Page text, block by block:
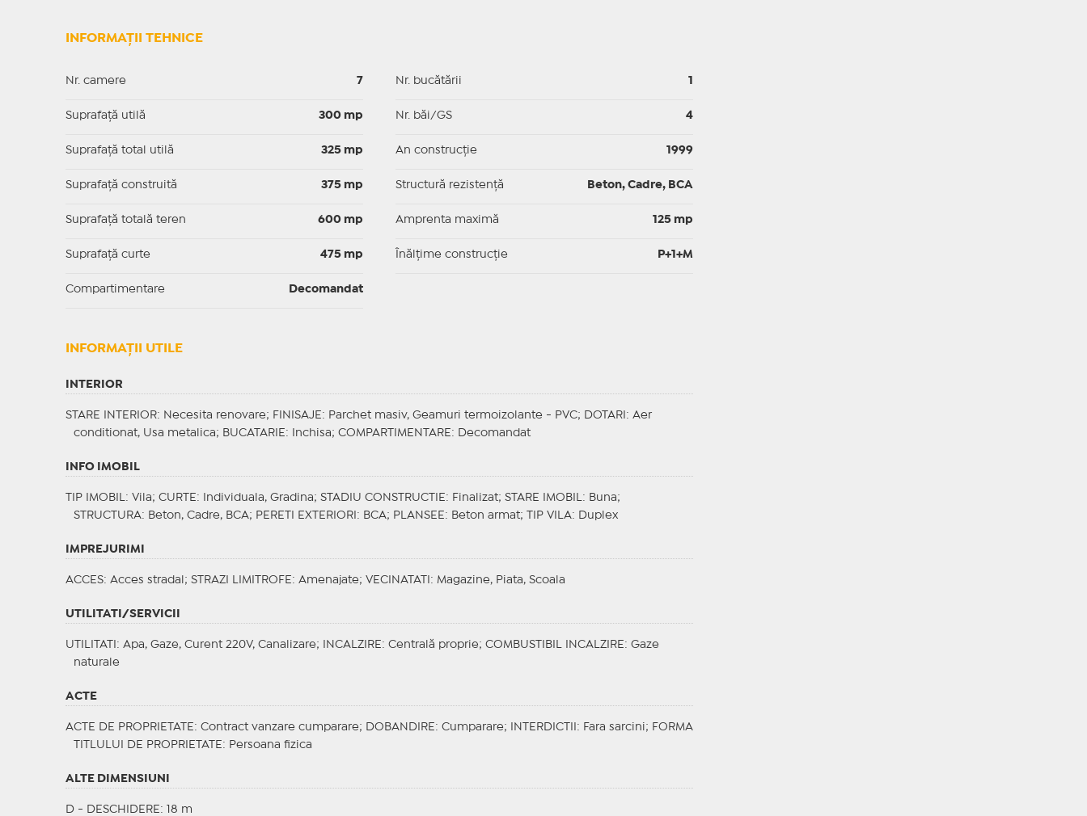
INFORMAȚII TEHNICE
Nr. camere 7
Suprafaţă utilă 300 mp
Suprafaţă total utilă 325 mp
Suprafaţă construită 375 mp
Suprafață totală teren 600 mp
Suprafaţă curte 475 mp
Compartimentare Decomandat
Nr. bucătării
Nr. băi/GS 4
An construcție 1999
Structură rezistență Beton, Cadre, BCA
Amprenta maximă 125 mp
Înălțime construcție P+1+M
INFORMAŢII UTILE
INTERIOR
STARE INTERIOR: Necesita renovare; FINISAJE : Parchet masiv, Geamuri termoizolante - PVC; DOTARI : Aer
conditionat, Usa metalica; BUCATARIE : Inchisa; COMPARTIMENTARE : Decomandat
INFO IMOBIL
TIP IMOBIL : Vila; CURTE : Individuala, Gradina; STADIU CONSTRUCTIE : Finalizat; STARE IMOBIL
: Buna;
STRUCTURA: Beton, Cadre, BCA; PERETI EXTERIORI : BCA; PLANSEE : Beton armat; TIP VILA: Duplex
IMPREJURIMI
ACCES: Acces stradal; STRAZI LIMITROFE : Amenajate; VECINATATI : Magazine, Piata, Scoala
UTILITATI/SERVICII
UTILITATI : Apa, Gaze, Curent 220V, Canalizare; INCALZIRE : Centrală proprie; COMBUSTIBIL INCALZIRE : Gaze
naturale
ACTE
ACTE DE PROPRIETATE : Contract vanzare cumparare; DOBANDIRE : Cumparare; INTERDICTII : Fara sarcini; FORMA
TITLULUI DE PROPRIETATE : Persoana fizica
ALTE DIMENSIUNI
D - DESCHIDERE: 18 m